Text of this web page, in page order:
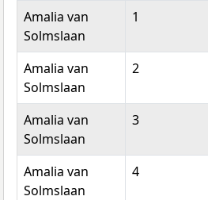
Straatnaam
Huisnummer
Amalia van
Solmslaan
1
Amalia van
Solmslaan
2
Amalia van
Solmslaan
3
Amalia van
Solmslaan
4